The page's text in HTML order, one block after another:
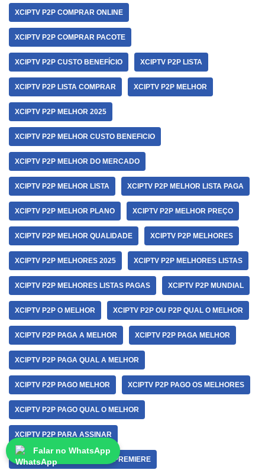
XCIPTV P2P COMPRAR ONLINE
XCIPTV P2P COMPRAR PACOTE
XCIPTV P2P CUSTO BENEFÍCIO XCIPTV P2P LISTA
XCIPTV P2P LISTA COMPRAR XCIPTV P2P MELHOR
XCIPTV P2P MELHOR 2025
XCIPTV P2P MELHOR CUSTO BENEFICIO
XCIPTV P2P MELHOR DO MERCADO
XCIPTV P2P MELHOR LISTA XCIPTV P2P MELHOR LISTA PAGA
XCIPTV P2P MELHOR PLANO XCIPTV P2P MELHOR PREÇO
XCIPTV P2P MELHOR QUALIDADE XCIPTV P2P MELHORES
XCIPTV P2P MELHORES 2025 XCIPTV P2P MELHORES LISTAS
XCIPTV P2P MELHORES LISTAS PAGAS XCIPTV P2P MUNDIAL
XCIPTV P2P O MELHOR XCIPTV P2P OU P2P QUAL O MELHOR
XCIPTV P2P PAGA A MELHOR XCIPTV P2P PAGA MELHOR
XCIPTV P2P PAGA QUAL A MELHOR
XCIPTV P2P PAGO MELHOR XCIPTV P2P PAGO OS MELHORES
XCIPTV P2P PAGO QUAL O MELHOR
XCIPTV P2P PARA ASSINAR
XCIPTV P2P PARA ASSISTIR PREMIERE
Falar no WhatsApp